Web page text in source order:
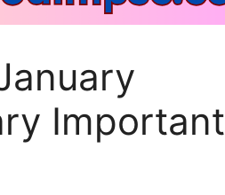
January
Important